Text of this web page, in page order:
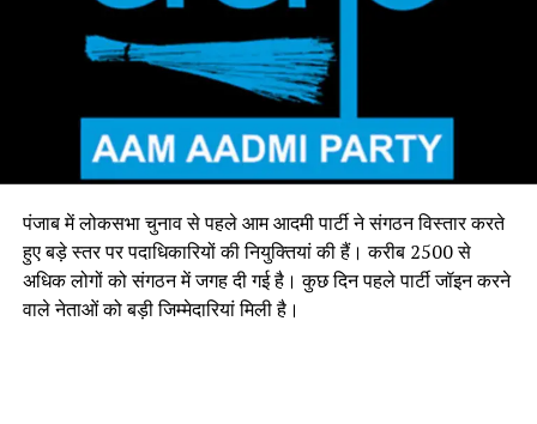
पंजाब में लोकसभा चुनाव से पहले आम आदमी पार्टी ने संगठन विस्तार करते
हुए बड़े स्तर पर पदाधिकारियों की नियुक्तियां की हैं। करीब 2500 से
अधिक लोगों को संगठन में जगह दी गई है। कुछ दिन पहले पार्टी जॉइन करने
वाले नेताओं को बड़ी जिम्मेदारियां मिली है।